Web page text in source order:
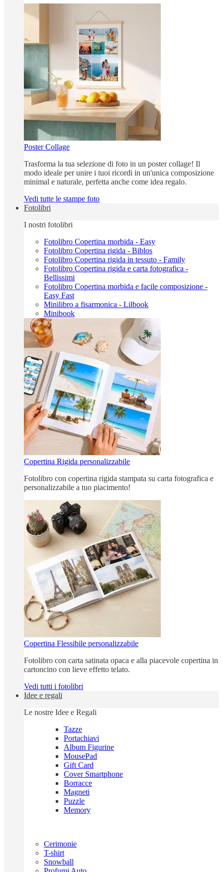
Poster Collage
Trasforma la tua selezione di foto in un poster collage! Il
modo ideale per unire i tuoi ricordi in un'unica composizione
minimal e naturale, perfetta anche come idea regalo.
Vedi tutte le stampe foto
Fotolibri
I nostri fotolibri
Fotolibro Copertina morbida - Easy
Fotolibro Copertina rigida - Biblos
Fotolibro Copertina rigida in tessuto - Family
Fotolibro Copertina rigida e carta fotografica -
Bellissimi
Fotolibro Copertina morbida e facile composizione -
Easy Fast
Minilibro a fisarmonica - Lilbook
Minibook
Copertina Rigida personalizzabile
Fotolibro con copertina rigida stampata su carta fotografica e
personalizzabile a tuo piacimento!
Copertina Flessibile personalizzabile
Fotolibro con carta satinata opaca e alla piacevole copertina in
cartoncino con lieve effetto telato.
Vedi tutti i fotolibri
Idee e regali
Le nostre Idee e Regali
Tazze
Portachiavi
Album Figurine
MousePad
Gift Card
Cover Smartphone
Borracce
Magneti
Puzzle
Memory
Cerimonie
T-shirt
Snowball